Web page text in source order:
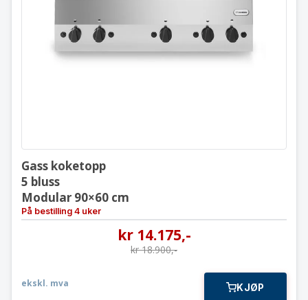
Gass koketopp
5 bluss
Modular 90×60 cm
Gass koketopp
5 bluss
Modular 90×60 cm
På bestilling 4 uker
kr14.175,-
kr18.900,-
ekskl. mva KJØP